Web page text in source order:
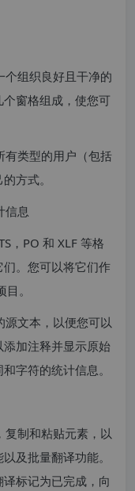
个组织良好且干净的
窗格组成，使您可
有类型的用户（包括
方式。
信息
，PO 和 XLF 等格
。您可以将它们作
。
源文本，以便您可以
加注释并显示原始
字符的统计信息。
复制和粘贴元素，以
及批量翻译功能。
标记为已完成，向